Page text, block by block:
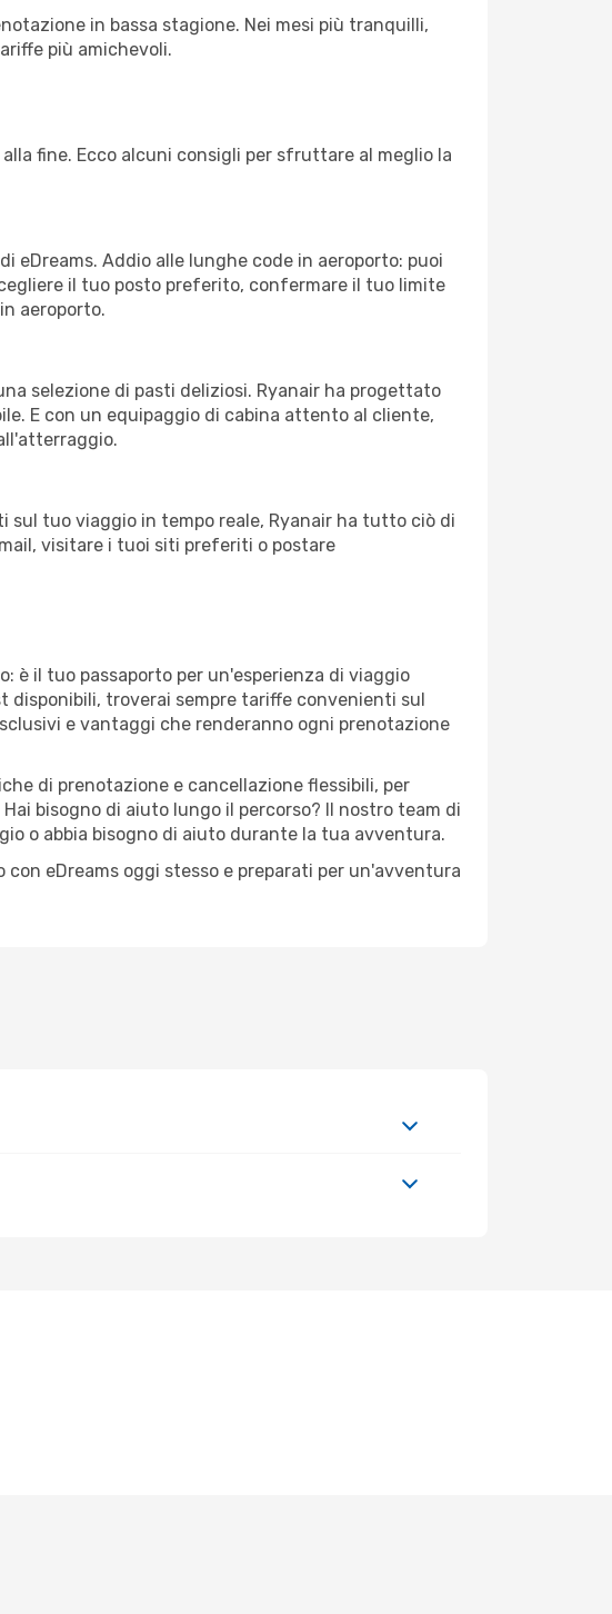
in bassa stagione. Nei mesi più tranquilli,
più amichevoli.
fine. Ecco alcuni consigli per sfruttare al meglio la
eDreams. Addio alle lunghe code in aeroporto: puoi
il tuo posto preferito, confermare il tuo limite
aeroporto.
selezione di pasti deliziosi. Ryanair ha progettato
E con un equipaggio di cabina attento al cliente,
sul tuo viaggio in tempo reale, Ryanair ha tutto ciò di
visitare i tuoi siti preferiti o postare
è il tuo passaporto per un'esperienza di viaggio
disponibili, troverai sempre tariffe convenienti sul
e vantaggi che renderanno ogni prenotazione
di prenotazione e cancellazione flessibili, per
bisogno di aiuto lungo il percorso? Il nostro team di
o abbia bisogno di aiuto durante la tua avventura.
eDreams oggi stesso e preparati per un'avventura